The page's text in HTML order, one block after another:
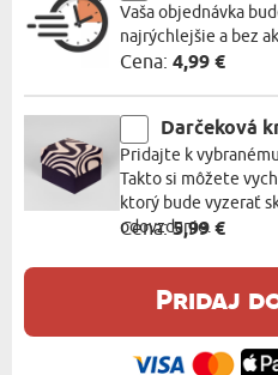
Vaša objednávka
najrýchlejšie a bez
Cena: 4,99 €
Darčeková
Pridajte k
Takto si môžete
ktorý bude vyzerať
odovzdanie.
Cena:5,99 €
Pridaj